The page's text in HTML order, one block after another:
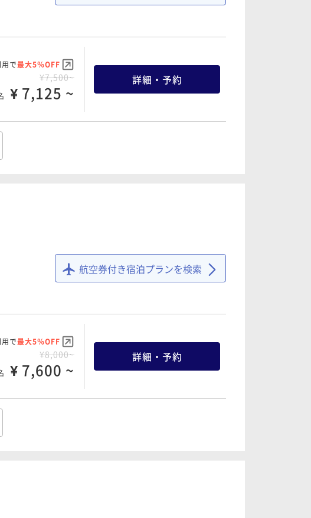
¥ 18,816 ~
で最大5％OFF
¥7,500~
¥ 7,125 ~
詳細・予約
で
¥ 14,896 ~
¥ 18,816 ~
航空券付き宿泊プランを検索
で最大5％OFF
¥8,000~
¥ 7,600 ~
詳細・予約
で